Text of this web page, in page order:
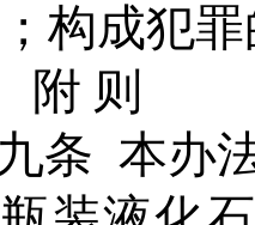
构成犯
附 则
条 本办